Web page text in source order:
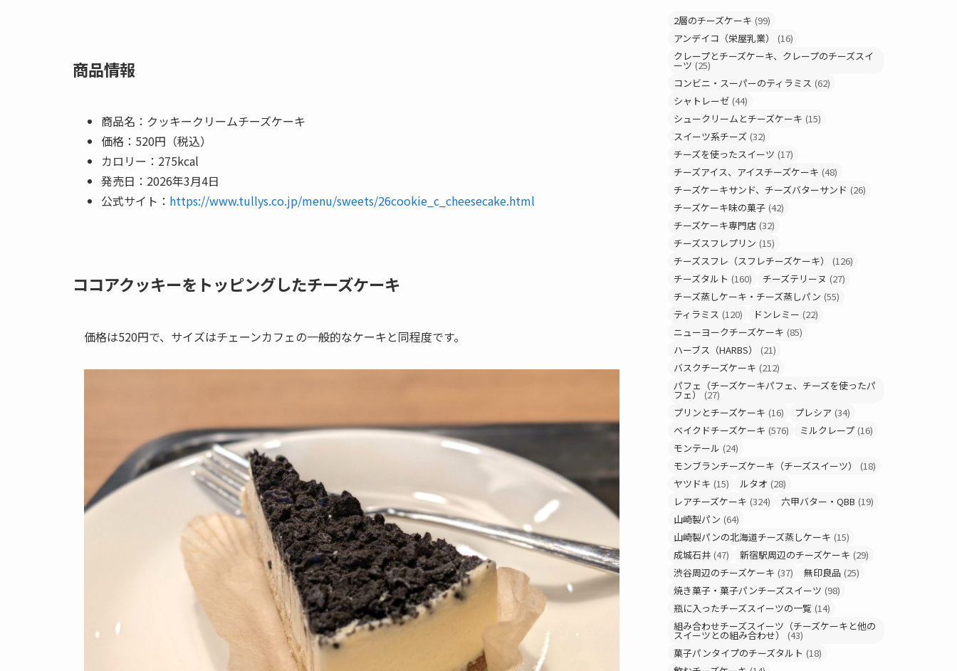
商品情報
商品名：クッキークリームチーズケーキ
価格：520円（税込）
カロリー：275kcal
発売日：2026年3月4日
公式サイト： https://www.tullys.co.jp/menu/sweets/26cookie_c_cheesecake.html
ココアクッキーをトッピングしたチーズケーキ
価格は520円で、サイズはチェーンカフェの一般的なケーキと同程度です。
2層のチーズケーキ (99)
アンデイコ（栄屋乳業）
(16)
クレープとチーズケーキ、クレープのチーズスイ
ーツ (25)
コンビニ・スーパーのティラミス (62)
シャトレーゼ (44)
シュークリームとチーズケーキ (15)
スイーツ系チーズ (32)
チーズを使ったスイーツ (17)
チーズアイス、アイスチーズケーキ (48)
チーズケーキサンド、チーズバターサンド (26)
チーズケーキ味の菓子 (42)
チーズケーキ専門店 (32)
チーズスフレプリン (15)
チーズスフレ（スフレチーズケーキ）
(126)
チーズタルト (160) チーズテリーヌ (27)
チーズ蒸しケーキ・チーズ蒸しパン (55)
ティラミス (120) ドンレミー (22)
ニューヨークチーズケーキ (85)
ハーブス（HARBS）
(21)
バスクチーズケーキ (212)
パフェ（チーズケーキパフェ、チーズを使ったパ
フェ） (27)
プリンとチーズケーキ (16) プレシア (34)
ベイクドチーズケーキ (576) ミルクレープ (16)
モンテール (24)
モンブランチーズケーキ（チーズスイーツ）
(18)
ヤツドキ (15) ルタオ (28)
レアチーズケーキ (324) 六甲バター・QBB (19)
山崎製パン (64)
山崎製パンの北海道チーズ蒸しケーキ (15)
成城石井 (47) 新宿駅周辺のチーズケーキ (29)
渋谷周辺のチーズケーキ (37) 無印良品 (25)
焼き菓子・菓子パンチーズスイーツ (98)
瓶に入ったチーズスイーツの一覧 (14)
組み合わせチーズスイーツ（チーズケーキと他の
スイーツとの組み合わせ）
(43)
菓子パンタイプのチーズタルト (18)